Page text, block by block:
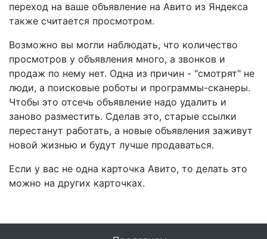
переход на ваше объявление на Авито из Яндекса
также считается просмотром.
Возможно вы могли наблюдать, что количество
просмотров у объявления много, а звонков и
продаж по нему нет. Одна из причин - "смотрят" не
люди, а поисковые роботы и программы-сканеры.
Чтобы это отсечь объявление надо удалить и
заново разместить. Сделав это, старые ссылки
перестанут работать, а новые объявления заживут
новой жизнью и будут лучше продаваться.
Если у вас не одна карточка Авито, то делать это
можно на других карточках.